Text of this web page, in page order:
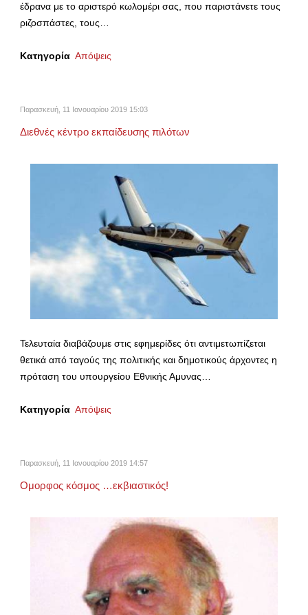
έδρανα με το αριστερό κωλομέρι σας, που παριστάνετε τους
ριζοσπάστες, τους…
Κατηγορία Απόψεις
Παρασκευή, 11 Ιανουαρίου 2019 15:03
Διεθνές κέντρο εκπαίδευσης πιλότων
Τελευταία διαβάζουμε στις εφημερίδες ότι αντιμετωπίζεται
θετικά από ταγούς της πολιτικής και δημοτικούς άρχοντες η
πρόταση του υπουργείου Εθνικής Αμυνας…
Κατηγορία Απόψεις
Παρασκευή, 11 Ιανουαρίου 2019 14:57
Ομορφος κόσμος …εκβιαστικός!